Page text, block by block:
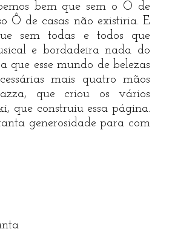
bem que sem o Ô de
Ô de casas não existiria. E
sem todas e todos que
e bordadeira nada do
que esse mundo de belezas
mais quatro mãos
que criou os vários
que construiu essa página.
generosidade para com